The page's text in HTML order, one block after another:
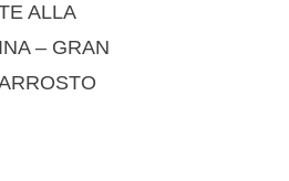
ALLA
– GRAN